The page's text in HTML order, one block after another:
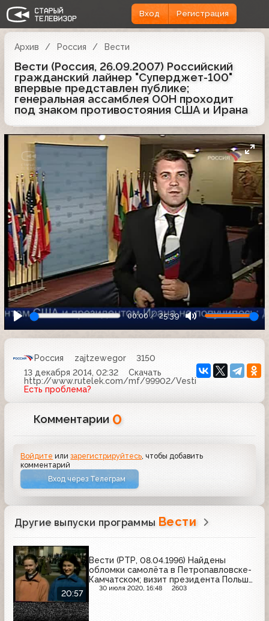
Вход Регистрация
Архив Россия Вести
Вести (Россия, 26.09.2007) Российский
гражданский лайнер "Суперджет-100"
впервые представлен публике;
генеральная ассамблея ООН проходит
под знаком противостояния США и Ирана
00:00 25:39
Россия zajtzewegor
3150
13 декабря 2014, 02:32
Скачать
http://www.rutelek.com/mf/99902/Vesti
Есть проблема?
Комментарии 0
Войдите илизарегистрируйтесь, чтобы добавить
комментарий
Вход через Телеграм
Другие выпуски программы Вести
20:57
Вести (РТР, 08.04.1996) Найдены
обломки самолёта в Петропавловске-
Камчатском; визит президента Польши
в Россию; война в Чечне; ситуация в
30 июля 2020, 16:48 2603